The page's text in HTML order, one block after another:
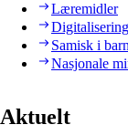
Læremidler
Digitalisering
Samisk i
Nasjonale
Aktuelt